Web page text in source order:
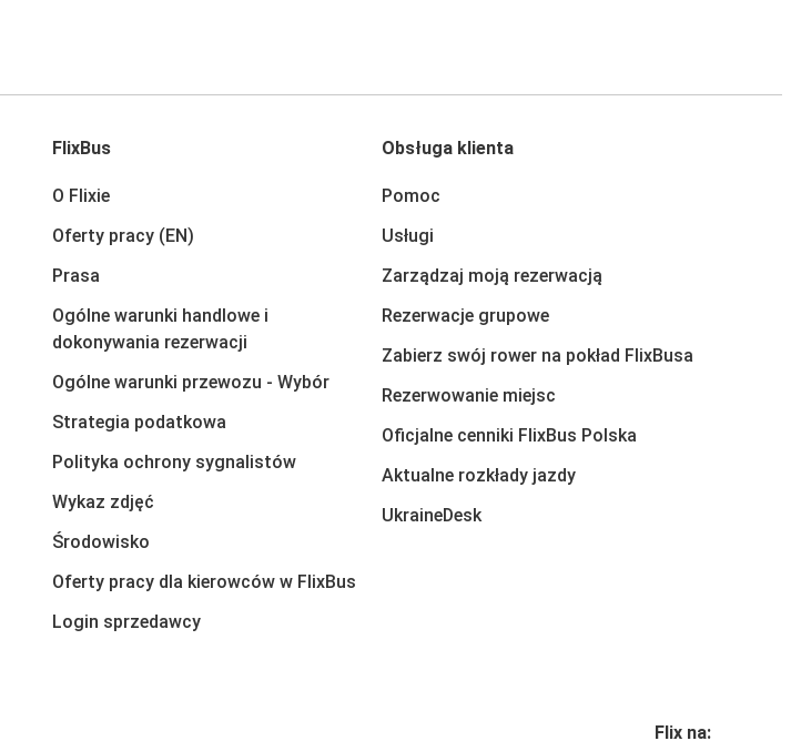
FlixBus
O Flixie
Oferty pracy (EN)
Prasa
Ogólne warunki handlowe i
dokonywania rezerwacji
Ogólne warunki przewozu - Wybór
Strategia podatkowa
Polityka ochrony sygnalistów
Wykaz zdjęć
Środowisko
Oferty pracy dla kierowców w FlixBus
Login sprzedawcy
Obsługa klienta
Pomoc
Usługi
Zarządzaj moją rezerwacją
Rezerwacje grupowe
Zabierz swój rower na pokład FlixBusa
Rezerwowanie miejsc
Oficjalne cenniki FlixBus Polska
Aktualne rozkłady jazdy
UkraineDesk
Flix na: